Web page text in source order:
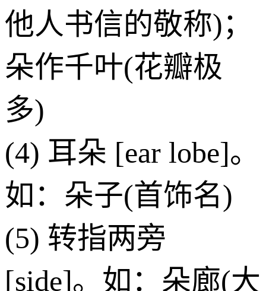
他人书信的敬称)；
朵作千叶(花瓣极
多)
(4) 耳朵 [ear lobe]。
如：朵子(首饰名)
(5) 转指两旁
[side]。如：朵廊(大